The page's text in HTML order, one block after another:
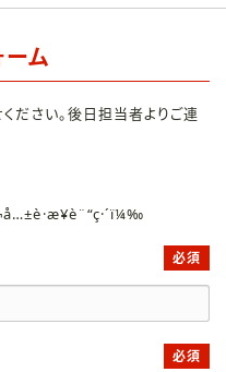
ーム
ださい。後日担当者よりご連
必須
必須